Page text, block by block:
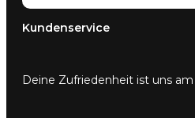
Kundenservice
Deine Zufriedenheit ist uns